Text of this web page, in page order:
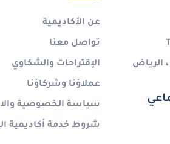
الرياض
عن الأكاديمية
تواصل معنا
الإقتراحات والشكاوي
عملاؤنا وشركاؤنا
سياسة الخصوصية
شروط خدمة أكاديمية